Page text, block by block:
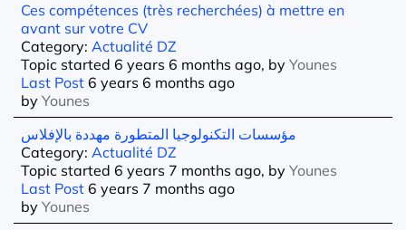
Ces compétences (très recherchées) à mettre en
avant sur votre CV
Category: Actualité DZ
Topic started 6 years 6 months ago, by Younes
Last Post 6 years 6 months ago
by Younes
مؤسسات التكنولوجیا المتطورة مھددة بالإفلاس
Category: Actualité DZ
Topic started 6 years 7 months ago, by Younes
Last Post 6 years 7 months ago
by Younes